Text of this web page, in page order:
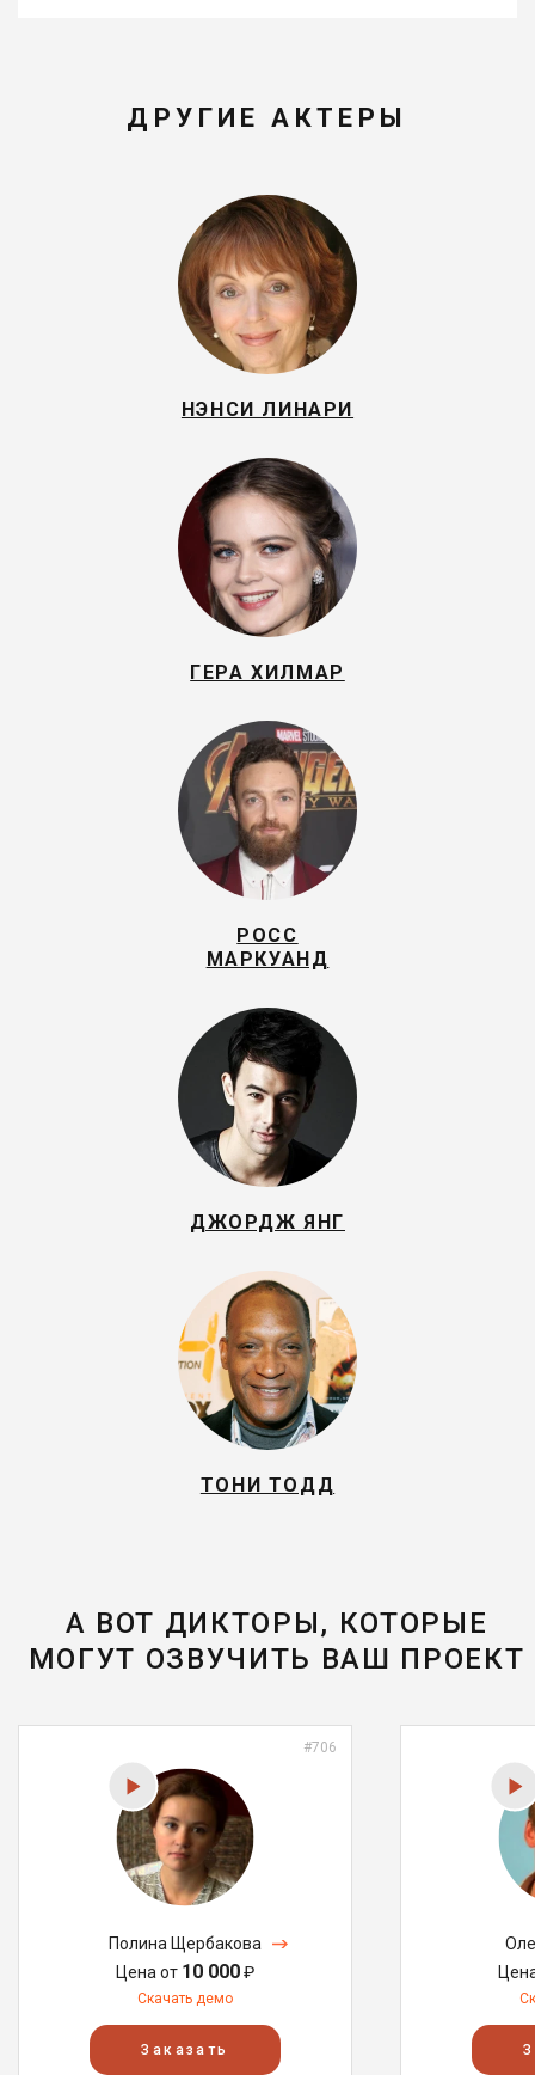
ДРУГИЕ АКТЕРЫ
НЭНСИ ЛИНАРИ
ГЕРА ХИЛМАР
РОСС
МАРКУАНД
ДЖОРДЖ ЯНГ
ТОНИ ТОДД
А ВОТ ДИКТОРЫ, КОТОРЫЕ
МОГУТ ОЗВУЧИТЬ ВАШ ПРОЕКТ
#706
Полина Щербакова
Цена от 10 000₽
Скачать демо
Заказать